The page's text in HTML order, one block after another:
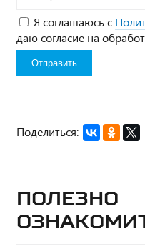
Я соглашаюсь с
даю согласие на
Поделиться:
Полезно